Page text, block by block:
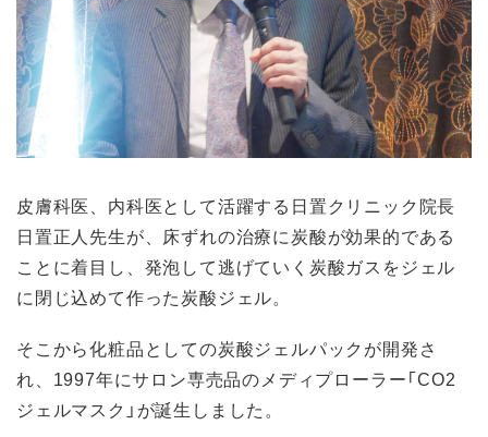
皮膚科医、内科医として活躍する日置クリニック院長
日置正人先生が、床ずれの治療に炭酸が効果的である
ことに着目し、発泡して逃げていく炭酸ガスをジェル
に閉じ込めて作った炭酸ジェル。
そこから化粧品としての炭酸ジェルパックが開発さ
れ、1997年にサロン専売品のメディプローラー「CO2
ジェルマスク」が誕生しました。